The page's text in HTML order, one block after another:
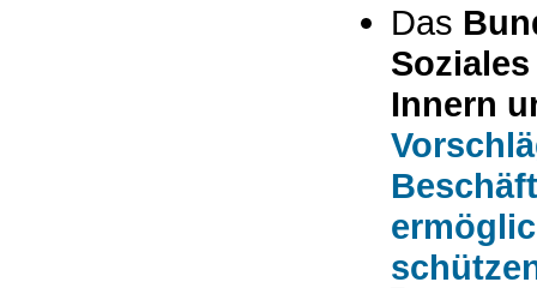
Das
Innern